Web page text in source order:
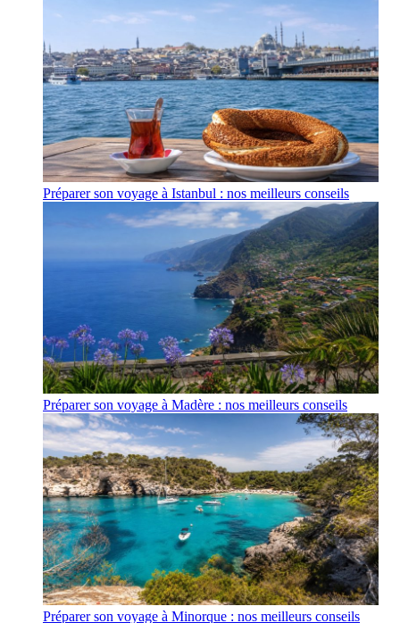
Préparer son voyage à Istanbul : nos meilleurs conseils
Préparer son voyage à Madère : nos meilleurs conseils
Préparer son voyage à Minorque : nos meilleurs conseils